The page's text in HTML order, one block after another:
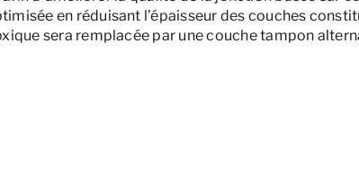
en réduisant l’épaisseur des couches
sera remplacée par une couche tampon